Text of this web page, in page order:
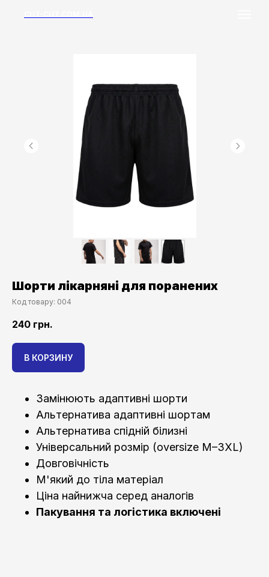
Шорти лікарняні для поранених
Код товару: 004
240 грн.
В КОРЗИНУ
Замінюють адаптивні шорти
Альтернатива адаптивні шортам
Альтернатива спідній білизні
Універсальний розмір (oversize M–3XL)
Довговічність
М'який до тіла матеріал
Ціна найнижча серед аналогів
Пакування та логістика включені